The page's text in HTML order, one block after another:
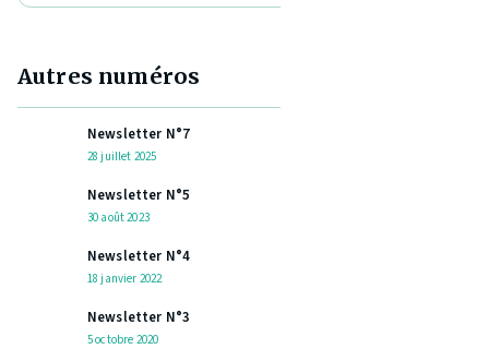
Autres numéros
Newsletter N°7
28 juillet 2025
Newsletter N°5
30 août 2023
Newsletter N°4
18 janvier 2022
Newsletter N°3
5 octobre 2020